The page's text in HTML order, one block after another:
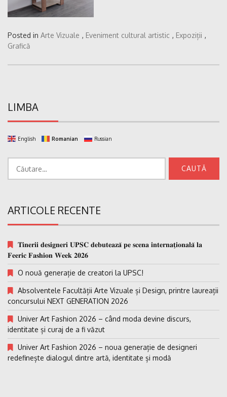
Posted in Arte Vizuale , Eveniment cultural artistic , Expoziții ,
Grafică
LIMBA
English Romanian Russian
după:
ARTICOLE RECENTE
𝐓𝐢𝐧𝐞𝐫𝐢𝐢 𝐝𝐞𝐬𝐢𝐠𝐧𝐞𝐫𝐢 𝐔𝐏𝐒𝐂 𝐝𝐞𝐛𝐮𝐭𝐞𝐚𝐳𝐚̆ 𝐩𝐞 𝐬𝐜𝐞𝐧𝐚 𝐢𝐧𝐭𝐞𝐫𝐧𝐚𝐭̗𝐢𝐨𝐧𝐚𝐥𝐚̆ 𝐥𝐚
𝐅𝐞𝐞𝐫𝐢𝐜 𝐅𝐚𝐬𝐡𝐢𝐨𝐧 𝐖𝐞𝐞𝐤 𝟐𝟎𝟐𝟔
O nouă generație de creatori la UPSC!
Absolventele Facultății Arte Vizuale și Design, printre laureații
concursului NEXT GENERATION 2026
Univer Art Fashion 2026 – când moda devine discurs,
identitate și curaj de a fi văzut
Univer Art Fashion 2026 – noua generație de designeri
redefinește dialogul dintre artă, identitate și modă